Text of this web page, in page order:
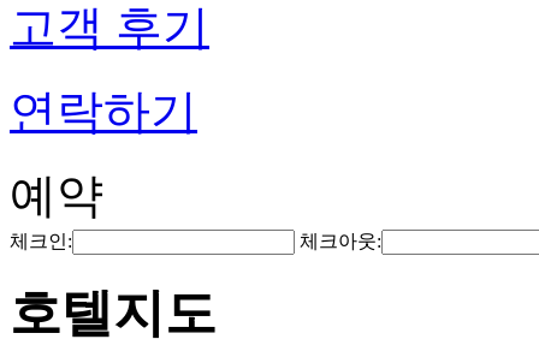
고객 후기
연락하기
예약
체크인: 체크아웃:
호텔지도